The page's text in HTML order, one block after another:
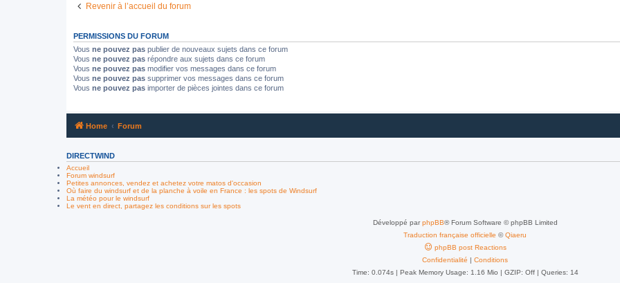
Revenir à l’accueil du forum
PERMISSIONS DU FORUM
Vous ne pouvez pas publier de nouveaux sujets dans ce forum
Vous ne pouvez pas répondre aux sujets dans ce forum
Vous ne pouvez pas modifier vos messages dans ce forum
Vous ne pouvez pas supprimer vos messages dans ce forum
Vous ne pouvez pas importer de pièces jointes dans ce forum
Home Forum
DIRECTWIND
Accueil
Forum windsurf
Petites annonces, vendez et achetez votre matos d'occasion
Où faire du windsurf et de la planche à voile en France : les spots de Windsurf
La météo pour le windsurf
Le vent en direct, partagez les conditions sur les spots
Développé parphpBB® Forum Software © phpBB Limited
Traduction française officielle ©Qiaeru
phpBB post Reactions
Confidentialité | Conditions
Time: 0.074s| Peak Memory Usage: 1.16 Mio | GZIP: Off | Queries: 14